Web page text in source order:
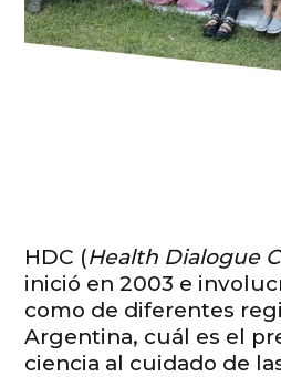
HDC (Health Dialogue
inició en 2003 e
como de diferentes
Argentina, cuál es el
ciencia al cuidado de